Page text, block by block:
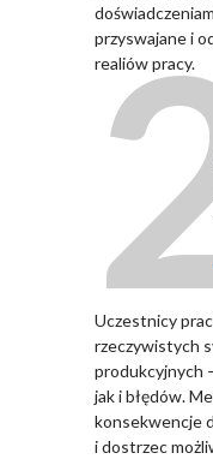
przyswajane i
realiów pracy.
Uczestnicy
rzeczywistych
produkcyjnych
jak i błędów.
konsekwencje
i dostrzec